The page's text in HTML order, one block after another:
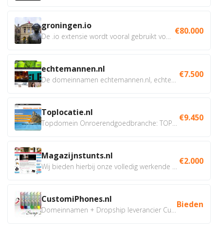
groningen.io €80.000
echtemannen.nl €7.500
Toplocatie.nl €9.450
Magazijnstunts.nl €2.000
CustomiPhones.nl Bieden